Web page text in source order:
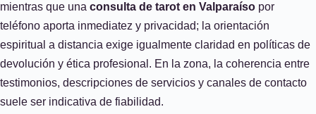
mientras que una consulta de tarot en Valparaíso por
teléfono aporta inmediatez y privacidad; la orientación
espiritual a distancia exige igualmente claridad en políticas de
devolución y ética profesional. En la zona, la coherencia entre
testimonios, descripciones de servicios y canales de contacto
suele ser indicativa de fiabilidad.